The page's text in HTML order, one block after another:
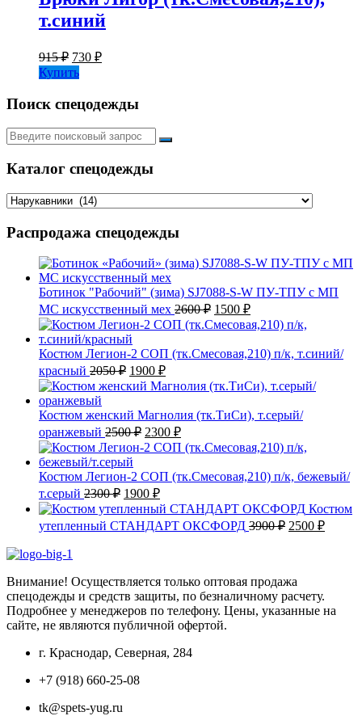
т.синий
915₽ Первоначальная
цена
составляла
915 ₽.
730 ₽Текущая
Купить
Поиск спецодежды
Искать:
Каталог спецодежды
Распродажа спецодежды
Ботинок "Рабочий" (зима) SJ7088-S-W ПУ-ТПУ с МП
МС искусственный мех 2600₽ Первоначальная
цена
составляла
2600 ₽.
1500 ₽Текущая
цена:
Костюм Легион-2 СОП (тк.Смесовая,210) п/к, т.синий/
красный 2050₽ Первоначальная
цена
составляла
2050 ₽.
1900 ₽Текущая
цена:
Костюм женский Магнолия (тк.ТиСи), т.серый/
оранжевый 2500₽ Первоначальная
цена
составляла
2500 ₽.
2300 ₽Текущая
цена:
Костюм Легион-2 СОП (тк.Смесовая,210) п/к, бежевый/
т.серый 2300₽ Первоначальная
цена
составляла
2300 ₽.
1900 ₽Текущая
цена:
1900 ₽.
Костюм
утепленный СТАНДАРТ ОКСФОРД 3900₽ 2500 ₽
Внимание! Осуществляется только оптовая продажа
спецодежды и средств защиты, по безналичному расчету.
Подробнее у менеджеров по телефону. Цены, указанные на
сайте, не являются публичной офертой.
г. Краснодар, Северная, 284
+7 (918) 660-25-08
tk@spets-yug.ru